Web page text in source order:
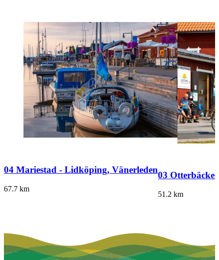
04 Mariestad - Lidköping, Vänerleden
67.7 km
03
51.2 km